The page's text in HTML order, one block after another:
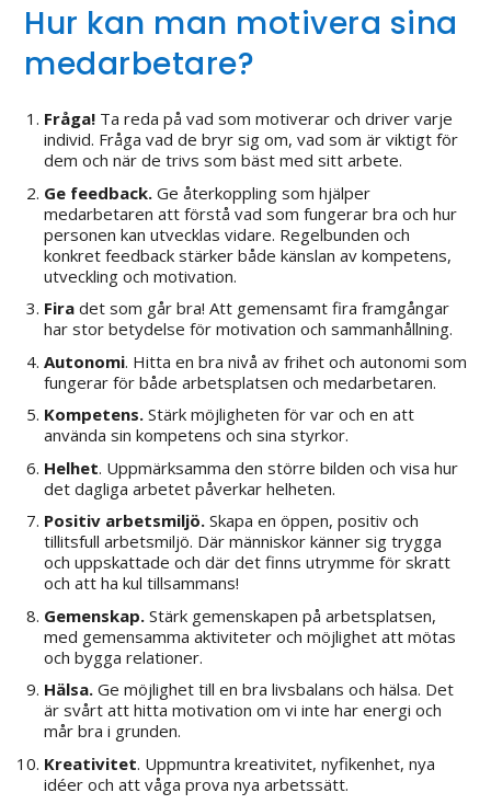
Hur kan man motivera sina
medarbetare?
Fråga!Ta reda på vad som motiverar och driver varje
individ. Fråga vad de bryr sig om, vad som är viktigt för
dem och när de trivs som bäst med sitt arbete.
Ge feedback.Ge återkoppling som hjälper
medarbetaren att förstå vad som fungerar bra och hur
personen kan utvecklas vidare. Regelbunden och
konkret feedback stärker både känslan av kompetens,
utveckling och motivation.
Firadet som går bra! Att gemensamt fira framgångar
har stor betydelse för motivation och sammanhållning.
Autonomi. Hitta en bra nivå av frihet och autonomi som
fungerar för både arbetsplatsen och medarbetaren.
Kompetens.Stärk möjligheten för var och en att
använda sin kompetens och sina styrkor.
Helhet. Uppmärksamma den större bilden och visa hur
det dagliga arbetet påverkar helheten.
Positiv arbetsmiljö.Skapa en öppen, positiv och
tillitsfull arbetsmiljö. Där människor känner sig trygga
och uppskattade och där det finns utrymme för skratt
och att ha kul tillsammans!
Gemenskap.Stärk gemenskapen på arbetsplatsen,
med gemensamma aktiviteter och möjlighet att mötas
och bygga relationer.
Hälsa.Ge möjlighet till en bra livsbalans och hälsa. Det
är svårt att hitta motivation om vi inte har energi och
mår bra i grunden.
Kreativitet. Uppmuntra kreativitet, nyfikenhet, nya
idéer och att våga prova nya arbetssätt.